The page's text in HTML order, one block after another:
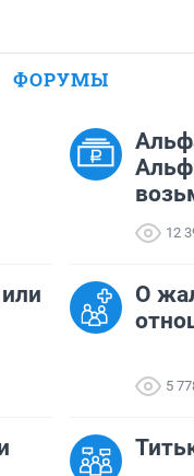
ФОРУМЫ
12
О
5